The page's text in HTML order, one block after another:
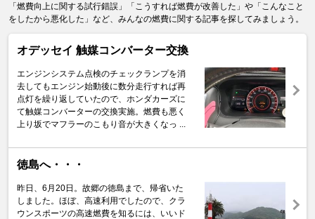
「燃費向上に関する試行錯誤」「こうすれば燃費が改善した」や「こんなこと
をしたから悪化した」など、みんなの燃費に関する記事を探してみましょう。
オデッセイ 触媒コンバーター交換
エンジンシステム点検のチェックランプを消
去してもエンジン始動後に数分走行すれば再
点灯を繰り返していたので、ホンダカーズに
て触媒コンバーターの交換実施。燃費も悪く
上り坂でマフラーのこもり音が大きくなっ ...
徳島へ・・・
昨日、6月20日。故郷の徳島まで、帰省いた
しました。ほぼ、高速利用でしたので、クラ
ウンスポーツの高速燃費を知るには、いいド